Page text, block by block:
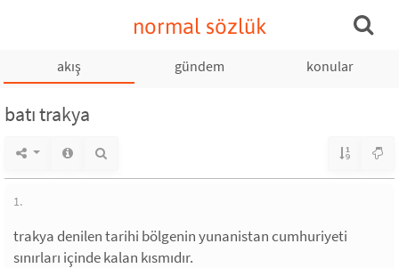
normal sözlük
akış gündem konular
batı trakya
1.
trakya denilen tarihi bölgenin yunanistan cumhuriyeti
sınırları içinde kalan kısmıdır.